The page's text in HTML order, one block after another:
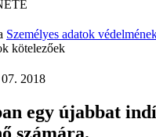
Személyes adatok
kötelezőek
2018
egy újabbat